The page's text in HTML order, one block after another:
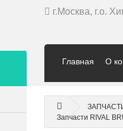
г.Москва, г.о.
Главная О
Запчасти RIVAL